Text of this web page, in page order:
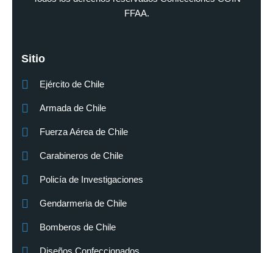
FFAA.
Sitio
Ejército de Chile
Armada de Chile
Fuerza Aérea de Chile
Carabineros de Chile
Policía de Investigaciones
Gendarmeria de Chile
Bomberos de Chile
Diseños Confeccionados